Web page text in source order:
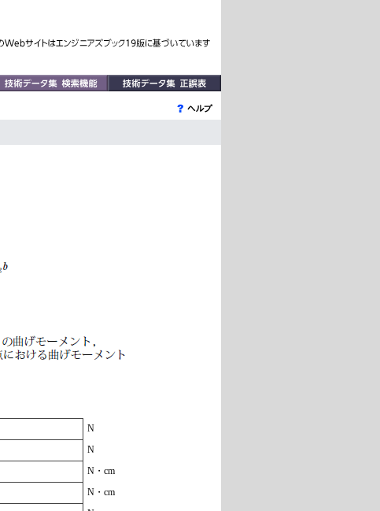
N
N
N・cm
N・cm